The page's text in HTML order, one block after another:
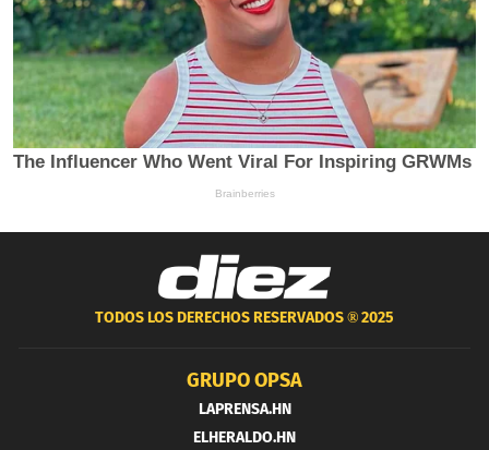
TODOS LOS DERECHOS RESERVADOS ®2025
GRUPO OPSA
LAPRENSA.HN
ELHERALDO.HN